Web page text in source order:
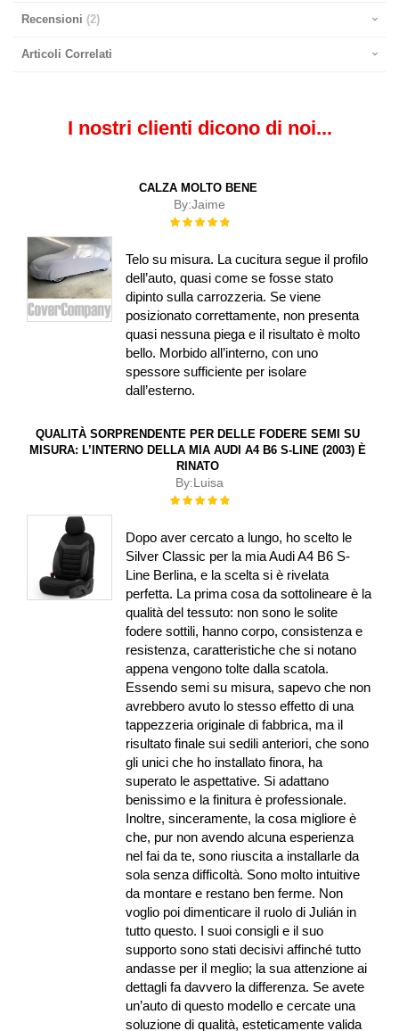
Recensioni 2
Articoli Correlati
I nostri clienti dicono di noi...
CALZA MOLTO BENE
By:Jaime
Rating:
Telo su misura. La cucitura segue il profilo
dell’auto, quasi come se fosse stato
dipinto sulla carrozzeria. Se viene
posizionato correttamente, non presenta
quasi nessuna piega e il risultato è molto
bello. Morbido all’interno, con uno
spessore sufficiente per isolare
dall’esterno.
QUALITÀ SORPRENDENTE PER DELLE FODERE SEMI SU
MISURA: L’INTERNO DELLA MIA AUDI A4 B6 S-LINE (2003) È
RINATO
By:Luisa
Rating:
Dopo aver cercato a lungo, ho scelto le
Silver Classic per la mia Audi A4 B6 S-
Line Berlina, e la scelta si è rivelata
perfetta. La prima cosa da sottolineare è la
qualità del tessuto: non sono le solite
fodere sottili, hanno corpo, consistenza e
resistenza, caratteristiche che si notano
appena vengono tolte dalla scatola.
Essendo semi su misura, sapevo che non
avrebbero avuto lo stesso effetto di una
tappezzeria originale di fabbrica, ma il
risultato finale sui sedili anteriori, che sono
gli unici che ho installato finora, ha
superato le aspettative. Si adattano
benissimo e la finitura è professionale.
Inoltre, sinceramente, la cosa migliore è
che, pur non avendo alcuna esperienza
nel fai da te, sono riuscita a installarle da
sola senza difficoltà. Sono molto intuitive
da montare e restano ben ferme. Non
voglio poi dimenticare il ruolo di Julián in
tutto questo. I suoi consigli e il suo
supporto sono stati decisivi affinché tutto
andasse per il meglio; la sua attenzione ai
dettagli fa davvero la differenza. Se avete
un’auto di questo modello e cercate una
soluzione di qualità, esteticamente valida